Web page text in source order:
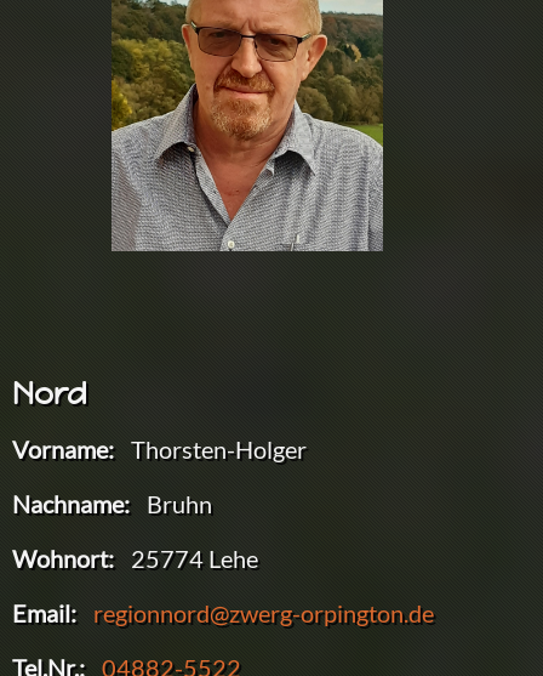
Nord
Vorname: Thorsten-Holger
Nachname: Bruhn
Wohnort: 25774 Lehe
Email: regionnord@zwerg-orpington.de
Tel.Nr.: 04882-5522